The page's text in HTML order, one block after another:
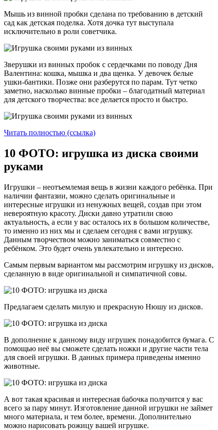
Мышь из винной пробки сделана по требованию в детский
сад как детская поделка. Хотя дочка тут выступала
исключительно в роли советчика.
Зверушки из винных пробок с сердечками по поводу Дня
Валентина: кошка, мышка и два щенка. У девочек белые
ушки-бантики. Позже они разберутся по парам. Тут четко
заметно, насколько винные пробки – благодатный материал
для детского творчества: все делается просто и быстро.
Читать полностью (ссылка)
10 ФОТО: игрушка из диска своими
руками
Игрушки – неотъемлемая вещь в жизни каждого ребёнка. При
наличии фантазии, можно сделать оригинальные и
интересные игрушки из ненужных вещей, создав при этом
невероятную красоту. Диски давно утратили свою
актуальность, а если у вас осталось их в большом количестве,
то именно из них мы и сделаем сегодня с вами игрушку.
Данным творчеством можно заниматься совместно с
ребёнком. Это будет очень увлекательно и интересно.
Самым первым вариантом мы рассмотрим игрушку из дисков,
сделанную в виде оригинальной и симпатичной совы.
Предлагаем сделать милую и прекрасную Нюшу из дисков.
В дополнение к данному виду игрушек понадобится бумага. С
помощью неё вы сможете сделать ножки и другие части тела
для своей игрушки. В данных примера приведены именно
животные.
А вот такая красивая и интересная бабочка получится у вас
всего за пару минут. Изготовление данной игрушки не займет
много материала, и тем более, времени. Дополнительно
можно нарисовать рожицу вашей игрушке.